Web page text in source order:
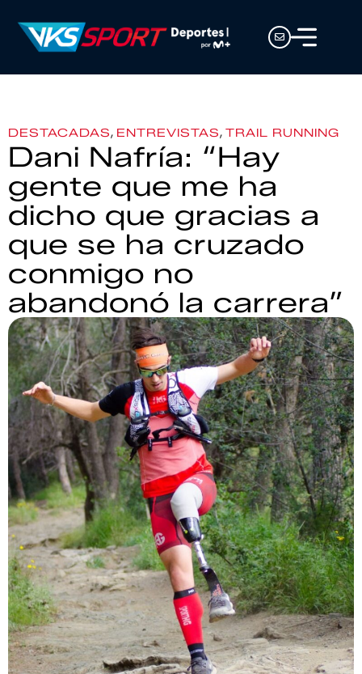
DESTACADAS, ENTREVISTAS, TRAIL RUNNING
Dani Nafría: “Hay
gente que me ha
dicho que gracias a
que se ha cruzado
conmigo no
abandonó la carrera”